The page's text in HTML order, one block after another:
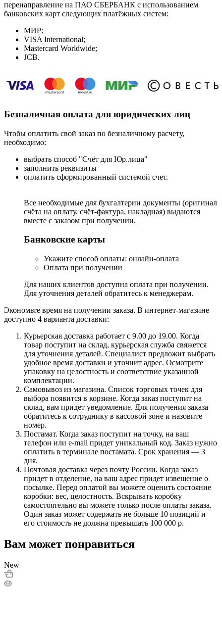
перенаправление на ПАО СБЕРБАНК с использованием
банковских карт следующих платёжных систем:
МИР;
VISA International;
Mastercard Worldwide;
JCB.
Безналичная оплата для юридических лиц
Чтобы оплатить свой заказ по безналичному расчету,
необходимо:
выбрать способ "Счёт для Юр.лица"
заполнить реквизиты
оплатить сформированный системой счет.
Все необходимые для бухгалтерии документы (оригинал
счёта на оплату, счёт-фактура, накладная) выдаются
вместе с заказом при получении.
Банковские карты
Укажите способ оплаты: онлайн-оплата
Оплата при получении
Для наших клиентов доступна оплата при получении.
Для уточнения деталей обратитесь к менеджерам.
Экономьте время на получении заказа. В интернет-магазине
доступно 4 варианта доставки:
Курьерская доставка работает с 9.00 до 19.00. Когда
товар поступит на склад, курьерская служба свяжется
для уточнения деталей. Специалист предложит выбрать
удобное время доставки и уточнит адрес. Осмотрите
упаковку на целостность и соответствие указанной
комплектации.
Самовывоз из магазина. Список торговых точек для
выбора появится в корзине. Когда заказ поступит на
склад, вам придет уведомление. Для получения заказа
обратитесь к сотруднику в кассовой зоне и назовите
номер.
Постамат. Когда заказ поступит на точку, на ваш
телефон или e-mail придет уникальный код. Заказ нужно
оплатить в терминале постамата. Срок хранения — 3
дня.
Почтовая доставка через почту России. Когда заказ
придет в отделение, на ваш адрес придет извещение о
посылке. Перед оплатой вы можете оценить состояние
коробки: вес, целостность. Вскрывать коробку
самостоятельно вы можете только после оплаты заказа.
Один заказ может содержать не больше 10 позиций и
его стоимость не должна превышать 100 000 р.
Вам может понравиться
New